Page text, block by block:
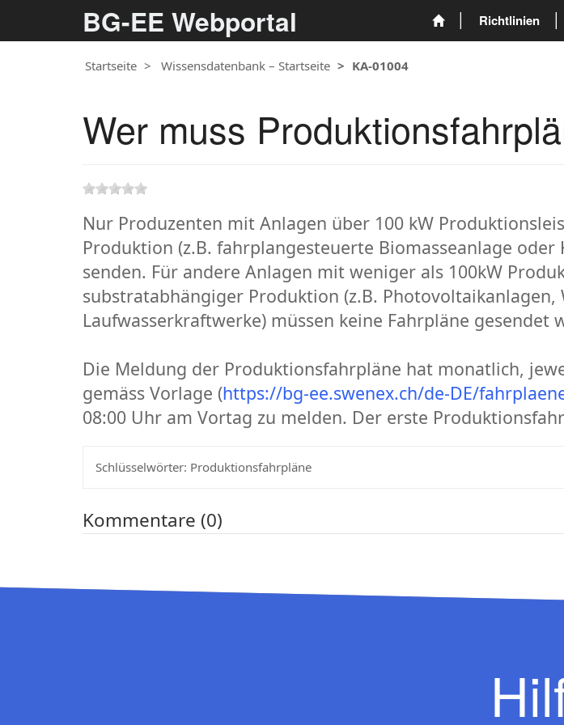
BG-EE Webportal Richtlinien
Startseite Wissensdatenbank – Startseite KA-01004
Wer muss
Nur Produzenten mit Anlagen über 100 kW
Produktion (z.B. fahrplangesteuerte Biomasseanlage
senden. Für andere Anlagen mit weniger als 100kW
substratabhängiger Produktion (z.B.
Laufwasserkraftwerke) müssen keine Fahrpläne gesendet
Die Meldung der Produktionsfahrpläne hat monatlich,
gemäss Vorlage (https://bg-ee.swenex.ch/de-DE/
08:00 Uhr am Vortag zu melden. Der erste
Schlüsselwörter: Produktionsfahrpläne
Kommentare (0)